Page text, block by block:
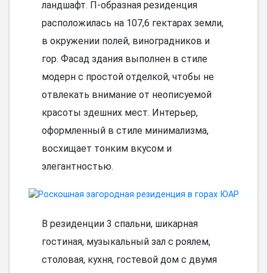
ландшафт. П-образная резиденция
расположилась на 107,6 гектарах земли,
в окружении полей, виноградников и
гор. Фасад здания выполнен в стиле
модерн с простой отделкой, чтобы не
отвлекать внимание от неописуемой
красоты здешних мест. Интерьер,
оформленный в стиле минимализма,
восхищает тонким вкусом и
элегантностью.
В резиденции 3 спальни, шикарная
гостиная, музыкальный зал с роялем,
столовая, кухня, гостевой дом с двумя